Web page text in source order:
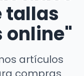
tallas
online"
artículos